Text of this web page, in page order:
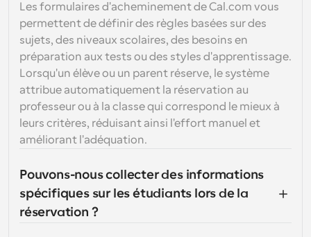
Les formulaires d'acheminement de Cal.com vous
permettent de définir des règles basées sur des
sujets, des niveaux scolaires, des besoins en
préparation aux tests ou des styles d'apprentissage.
Lorsqu'un élève ou un parent réserve, le système
attribue automatiquement la réservation au
professeur ou à la classe qui correspond le mieux à
leurs critères, réduisant ainsi l'effort manuel et
améliorant l'adéquation.
Pouvons-nous collecter des informations
spécifiques sur les étudiants lors de la
réservation ?